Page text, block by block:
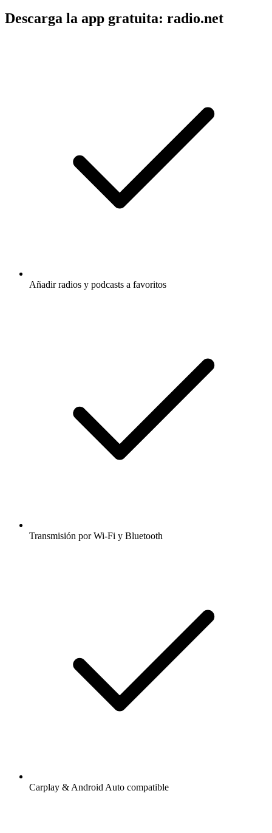
Descarga la app gratuita: radio.net
Añadir radios y podcasts a favoritos
Transmisión por Wi-Fi y Bluetooth
Carplay & Android Auto compatible